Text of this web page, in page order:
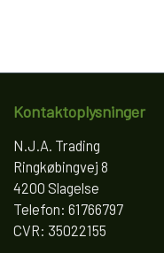
Kontaktoplysninger
N.J.A. Trading
Ringkøbingvej 8
4200 Slagelse
Telefon: 61766797
CVR: 35022155